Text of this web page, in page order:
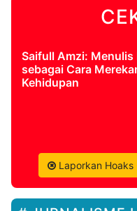
Saifull Amzi: Menulis
sebagai Cara
Kehidupan
Laporkan Hoaks